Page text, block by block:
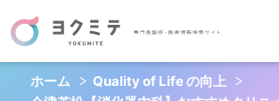
症状・病気から調べる
ホーム
Quality of Life の向上